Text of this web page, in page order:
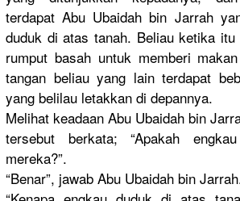
terdapat Abu Ubaidah bin Jarrah
duduk di atas tanah. Beliau ketika itu
rumput basah untuk memberi
tangan beliau yang lain terdapat
yang belilau letakkan di depannya.
Melihat keadaan Abu Ubaidah bin
tersebut berkata; “Apakah
mereka?”.
“Benar”, jawab Abu Ubaidah bin